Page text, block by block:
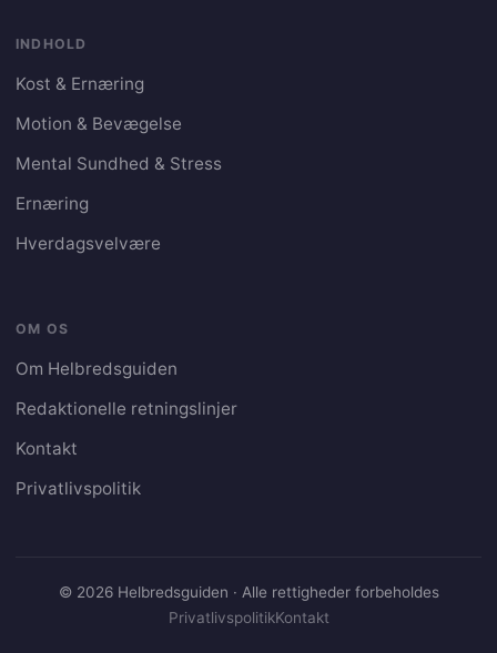
INDHOLD
Kost & Ernæring
Motion & Bevægelse
Mental Sundhed & Stress
Ernæring
Hverdagsvelvære
OM OS
Om Helbredsguiden
Redaktionelle retningslinjer
Kontakt
Privatlivspolitik
© 2026 Helbredsguiden · Alle rettigheder forbeholdes
PrivatlivspolitikKontakt